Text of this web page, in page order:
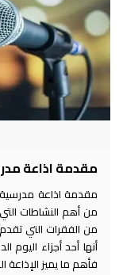
مقدمة اذاعة
مقدمة اذاعة
من أهم النشاطات
من الفقرات التي
أنها أحد أجزاء
فأهم ما يميز الإذاعة